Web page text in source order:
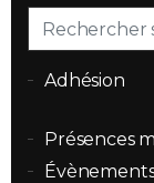
Adhésion
Présences